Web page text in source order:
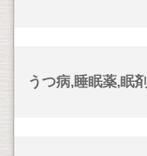
うつ病,睡眠薬,眠剤